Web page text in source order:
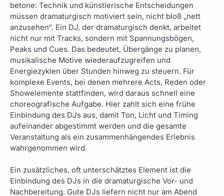
betone: Technik und künstlerische Entscheidungen
müssen dramaturgisch motiviert sein, nicht bloß „nett
anzusehen“. Ein DJ, der dramaturgisch denkt, arbeitet
nicht nur mit Tracks, sondern mit Spannungsbögen,
Peaks und Cues. Das bedeutet, Übergänge zu planen,
musikalische Motive wiederaufzugreifen und
Energiezyklen über Stunden hinweg zu steuern. Für
komplexe Events, bei denen mehrere Acts, Reden oder
Showelemente stattfinden, wird daraus schnell eine
choreografische Aufgabe. Hier zahlt sich eine frühe
Einbindung des DJs aus, damit Ton, Licht und Timing
aufeinander abgestimmt werden und die gesamte
Veranstaltung als ein zusammenhängendes Erlebnis
wahrgenommen wird.
Ein zusätzliches, oft unterschätztes Element ist die
Einbindung des DJs in die dramaturgische Vor- und
Nachbereitung. Gute DJs liefern nicht nur am Abend